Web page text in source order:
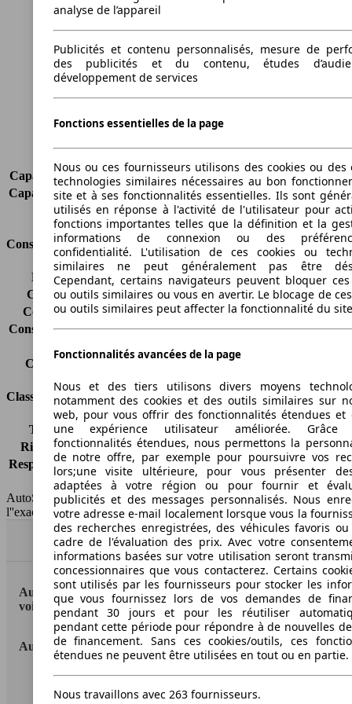
Longueur
Largeur
1817 mm
Empattement
2760 mm
Poids maximum
Portes
4
Capacité de remorquage (sans freins) 750 kg
Capacité de remorquage (avec freins) 1800 kg
Volume du coffre
460 l
Consommation
Émissions de CO2*
153 g/km (komb.)
Consommation (ville)
7.6 l/100km
Consommation (route)
4.6 l/100km
Consommation (combinée)* 5.7 l/100km
Classe d'émissions
Euro 4
Capacité du réservoir
Classes d'assurance
Tous risques
-
Risques partiels
-
Responsabilité civile -
HSN/TSN
MBM58x2Cxxxx/PN510
AutoScout24 France SAS décline toute responsabilité concernant
l''exactitude des indications fournies.
Haut
AutoScout24: la plus grande plateforme en ligne de
voitures en Europe
AutoScout24
analyse de l’appareil
Publicités et contenu personnalisés, mesure de
des publicités et du contenu, études
développement de services
Fonctions essentielles de la page
Nous ou ces fournisseurs utilisons des cookies ou des
technologies similaires nécessaires au bon
site et à ses fonctionnalités essentielles. Ils sont
utilisés en réponse à l'activité de l'utilisateur pour
fonctions importantes telles que la définition et la
informations de connexion ou des
confidentialité. L'utilisation de ces cookies ou
similaires ne peut généralement pas être
Cependant, certains navigateurs peuvent bloquer ces
ou outils similaires ou vous en avertir. Le blocage de
ou outils similaires peut affecter la fonctionnalité du
Fonctionnalités avancées de la page
Nous et des tiers utilisons divers moyens
notamment des cookies et des outils similaires sur
web, pour vous offrir des fonctionnalités étendues et
une expérience utilisateur améliorée.
fonctionnalités étendues, nous permettons la
de notre offre, par exemple pour poursuivre vos
lors;une visite ultérieure, pour vous présenter
adaptées à votre région ou pour fournir et
publicités et des messages personnalisés. Nous
votre adresse e-mail localement lorsque vous la
des recherches enregistrées, des véhicules favoris
cadre de l'évaluation des prix. Avec votre
informations basées sur votre utilisation seront
concessionnaires que vous contacterez. Certains
sont utilisés par les fournisseurs pour stocker les
que vous fournissez lors de vos demandes de
pendant 30 jours et pour les réutiliser
pendant cette période pour répondre à de nouvelles
de financement. Sans ces cookies/outils, ces
étendues ne peuvent être utilisées en tout ou en partie.
Nous travaillons avec 263 fournisseurs.